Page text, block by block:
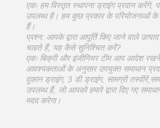
एकः हम विस्तृत स्थापना ड्राइंग प्रदान करेंगे,
उपलब्ध है। हम कुछ प्रकार के परियोजनाओं के
हैं।
प्रश्न: आपके द्वारा आपूर्ति किए जाने वाले
चाहते हैं, यह कैसे सुनिश्चित करें?
एकः बिक्री और इंजीनियर टीम आप आदेश
आवश्यकताओं के अनुसार उपयुक्त समाधान
दुकान ड्राइंग, 3 डी ड्राइंग, सामग्री
उपलब्ध हैं, जो आपको हमारे द्वारा दिए गए
मदद करेगा।